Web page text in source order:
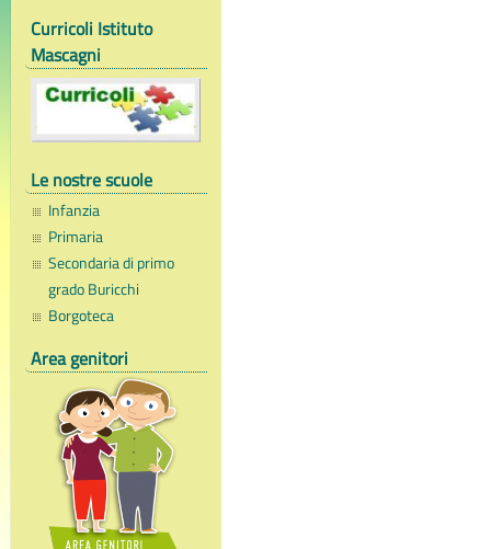
Curricoli Istituto
Mascagni
Le nostre scuole
Infanzia
Primaria
Secondaria di primo
grado Buricchi
Borgoteca
Area genitori